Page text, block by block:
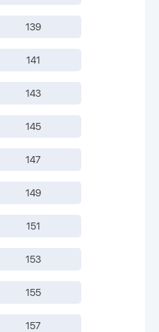
139
141
143
145
147
149
151
153
155
157